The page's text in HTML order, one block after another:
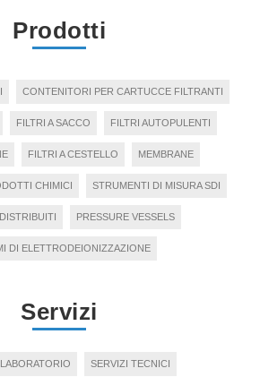
Prodotti
CONTENITORI PER CARTUCCE FILTRANTI
FILTRI A SACCO FILTRI AUTOPULENTI
FILTRI A CESTELLO MEMBRANE
CHIMICI STRUMENTI DI MISURA SDI
PRESSURE VESSELS
DI ELETTRODEIONIZZAZIONE
Servizi
SERVIZI TECNICI